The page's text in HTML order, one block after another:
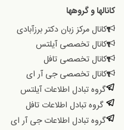
کانالها و گروهها
کانال مرکز زبان دکتر برزآبادی
کانال تخصصی آیلتس
کانال تخصصی تافل
کانال تخصصی جی آر ای
گروه تبادل اطلاعات آیلتس
گروه تبادل اطلاعات تافل
گروه تبادل اطلاعات جی آر ای